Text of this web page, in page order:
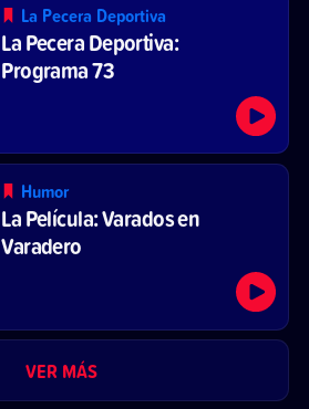
La Pecera Deportiva
La Pecera Deportiva:
Programa 73
Humor
La Película: Varados en
Varadero
VER MÁS